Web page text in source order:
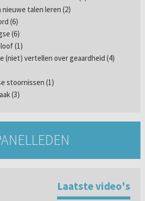
nieuwe talen leren (2)
(6)
(6)
(1)
(niet) vertellen over geaardheid (4)
stoornissen (1)
(3)
Laatste video's